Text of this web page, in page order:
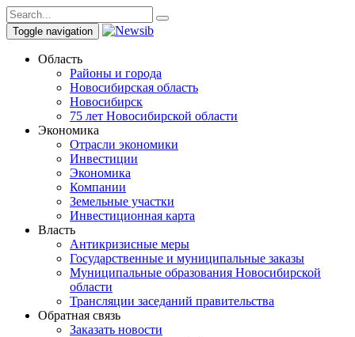
Toggle navigation
Область
Районы и города
Новосибирская область
Новосибирск
75 лет Новосибирской области
Экономика
Отрасли экономики
Инвестиции
Экономика
Компании
Земельные участки
Инвестиционная карта
Власть
Антикризисные меры
Государственные и муниципальные заказы
Муниципальные образования Новосибирской
области
Трансляции заседаний правительства
Обратная связь
Заказать новости